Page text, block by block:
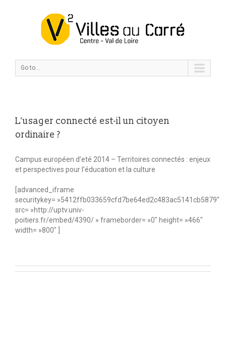
Go to...
L’usager connecté est-il un citoyen
ordinaire ?
Campus européen d’eté 2014 – Territoires connectés : enjeux
et perspectives pour l’éducation et la culture
[advanced_iframe
securitykey= »5412ffb033659cfd7be64ed2c483ac5141cb5879″
src= »http://uptv.univ-
poitiers.fr/embed/4390/ » frameborder= »0″ height= »466″
width= »800″ ]